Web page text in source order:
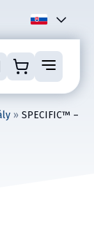
» SPECIFIC™ –